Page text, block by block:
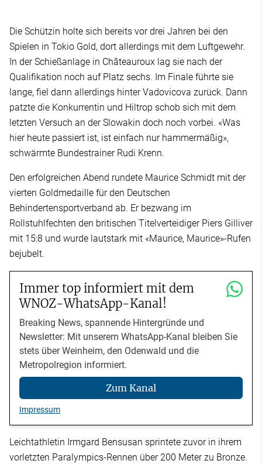
Die Schützin holte sich bereits vor drei Jahren bei den
Spielen in Tokio Gold, dort allerdings mit dem Luftgewehr.
In der Schießanlage in Châteauroux lag sie nach der
Qualifikation noch auf Platz sechs. Im Finale führte sie
lange, fiel dann allerdings hinter Vadovicova zurück. Dann
patzte die Konkurrentin und Hiltrop schob sich mit dem
letzten Versuch an der Slowakin doch noch vorbei. «Was
hier heute passiert ist, ist einfach nur hammermäßig»,
schwärmte Bundestrainer Rudi Krenn.
Den erfolgreichen Abend rundete Maurice Schmidt mit der
vierten Goldmedaille für den Deutschen
Behindertensportverband ab. Er bezwang im
Rollstuhlfechten den britischen Titelverteidiger Piers Gilliver
mit 15:8 und wurde lautstark mit «Maurice, Maurice»-Rufen
bejubelt.
Immer top informiert mit dem
WNOZ-WhatsApp-Kanal!
Breaking News, spannende Hintergründe und
Newsletter: Mit unserem WhatsApp-Kanal bleiben Sie
stets über Weinheim, den Odenwald und die
Metropolregion informiert.
Zum Kanal
Impressum
Leichtathletin Irmgard Bensusan sprintete zuvor in ihrem
vorletzten Paralympics-Rennen über 200 Meter zu Bronze.